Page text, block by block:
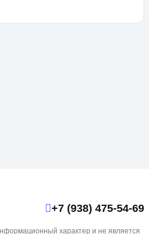
+7 (938) 475-54-69
характер и не является